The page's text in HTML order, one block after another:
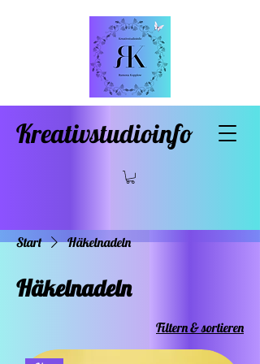
Kreativstudioinfo
Start Häkelnadeln
Häkelnadeln
Filtern & sortieren